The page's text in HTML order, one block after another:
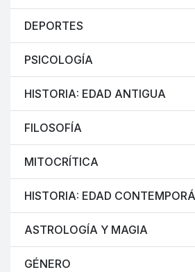
DEPORTES
PSICOLOGÍA
HISTORIA: EDAD ANTIGUA
FILOSOFÍA
MITOCRÍTICA
HISTORIA: EDAD
ASTROLOGÍA Y MAGIA
GÉNERO